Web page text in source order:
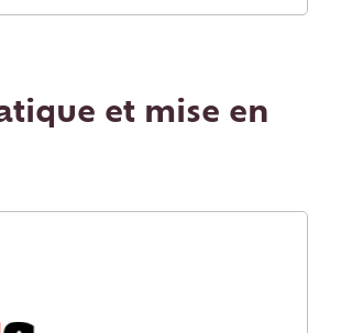
et mise en